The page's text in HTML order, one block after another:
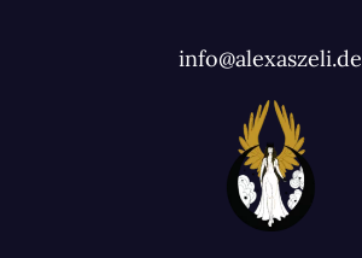
info@alexaszeli.de